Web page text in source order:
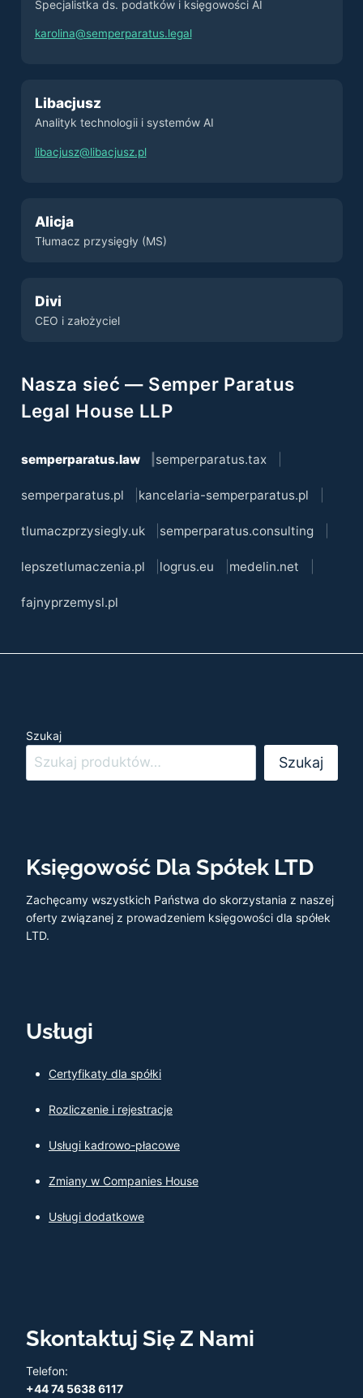
Specjalistka ds. podatków i księgowości AI
karolina@semperparatus.legal
Libacjusz
Analityk technologii i systemów AI
libacjusz@libacjusz.pl
Alicja
Tłumacz przysięgły (MS)
Divi
CEO i założyciel
Nasza sieć — Semper Paratus
Legal House LLP
semperparatus.law semperparatus.tax
semperparatus.pl kancelaria-semperparatus.pl
tlumaczprzysiegly.uk semperparatus.consulting
lepszetlumaczenia.pl logrus.eu medelin.net
fajnyprzemysl.pl
Szukaj
Szukaj
Księgowość Dla Spółek LTD
Zachęcamy wszystkich Państwa do skorzystania z naszej
oferty związanej z prowadzeniem księgowości dla spółek
LTD.
Usługi
Certyfikaty dla spółki
Rozliczenie i rejestracje
Usługi kadrowo-płacowe
Zmiany w Companies House
Usługi dodatkowe
Skontaktuj Się Z Nami
Telefon:
+44 74 5638 6117